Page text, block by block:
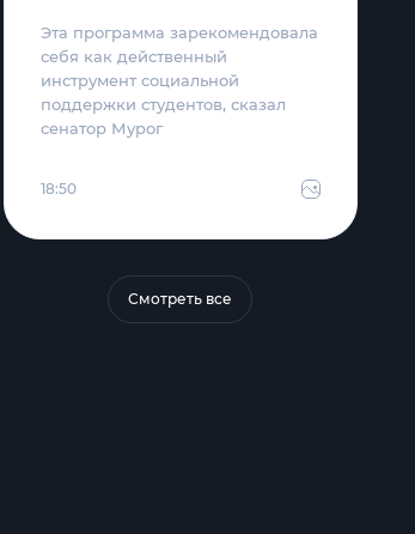
Эта программа зарекомендовала
себя как действенный
инструмент социальной
поддержки студентов, сказал
сенатор Мурог
18:50
Смотреть все